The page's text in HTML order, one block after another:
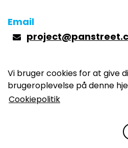
Email
General contact
Vi bruger cookies for at give
brugeroplevelse på denne
Cookiepolitik